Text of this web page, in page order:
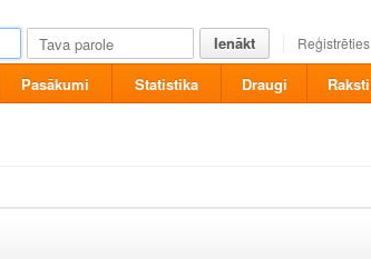
Ienākt Reģistrēties
Pasākumi Statistika Draugi Raksti